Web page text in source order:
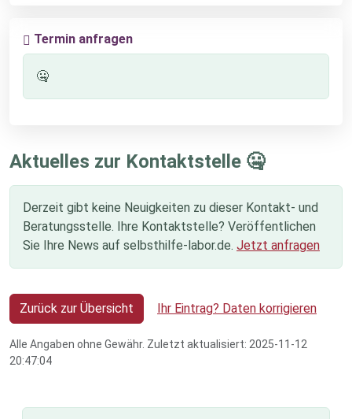
Termin anfragen
🤐
Aktuelles zur Kontaktstelle 🤐
Derzeit gibt keine Neuigkeiten zu dieser Kontakt- und
Beratungsstelle. Ihre Kontaktstelle? Veröffentlichen
Sie Ihre News auf selbsthilfe-labor.de. Jetzt anfragen
Zurück zur Übersicht Ihr Eintrag? Daten korrigieren
Alle Angaben ohne Gewähr. Zuletzt aktualisiert: 2025-11-12
20:47:04